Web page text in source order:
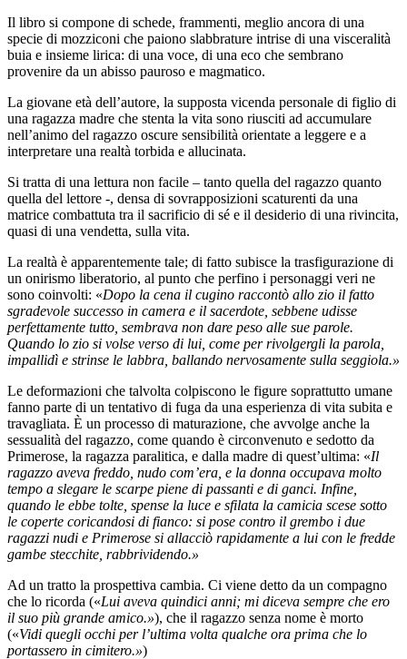
Il libro si compone di schede, frammenti, meglio ancora di una
specie di mozziconi che paiono slabbrature intrise di una visceralità
buia e insieme lirica: di una voce, di una eco che sembrano
provenire da un abisso pauroso e magmatico.
La giovane età dell’autore, la supposta vicenda personale di figlio di
una ragazza madre che stenta la vita sono riusciti ad accumulare
nell’animo del ragazzo oscure sensibilità orientate a leggere e a
interpretare una realtà torbida e allucinata.
Si tratta di una lettura non facile – tanto quella del ragazzo quanto
quella del lettore -, densa di sovrapposizioni scaturenti da una
matrice combattuta tra il sacrificio di sé e il desiderio di una rivincita,
quasi di una vendetta, sulla vita.
La realtà è apparentemente tale; di fatto subisce la trasfigurazione di
un onirismo liberatorio, al punto che perfino i personaggi veri ne
sono coinvolti: «Dopo la cena il cugino raccontò allo zio il fatto
sgradevole successo in camera e il sacerdote, sebbene udisse
perfettamente tutto, sembrava non dare peso alle sue parole.
Quando lo zio si volse verso di lui, come per rivolgergli la parola,
impallidì e strinse le labbra, ballando nervosamente sulla seggiola.»
Le deformazioni che talvolta colpiscono le figure soprattutto umane
fanno parte di un tentativo di fuga da una esperienza di vita subita e
travagliata. È un processo di maturazione, che avvolge anche la
sessualità del ragazzo, come quando è circonvenuto e sedotto da
Primerose, la ragazza paralitica, e dalla madre di quest’ultima: «Il
ragazzo aveva freddo, nudo com’era, e la donna occupava molto
tempo a slegare le scarpe piene di passanti e di ganci. Infine,
quando le ebbe tolte, spense la luce e sfilata la camicia scese sotto
le coperte coricandosi di fianco: si pose contro il grembo i due
ragazzi nudi e Primerose si allacciò rapidamente a lui con le fredde
gambe stecchite, rabbrividendo.»
Ad un tratto la prospettiva cambia. Ci viene detto da un compagno
che lo ricorda («Lui aveva quindici anni; mi diceva sempre che ero
il suo più grande amico.»), che il ragazzo senza nome è morto
(«Vidi quegli occhi per l’ultima volta qualche ora prima che lo
portassero in cimitero.»)